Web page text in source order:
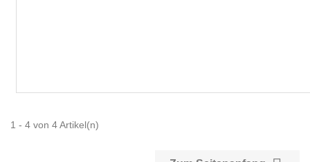
1 - 4 von 4 Artikel(n)